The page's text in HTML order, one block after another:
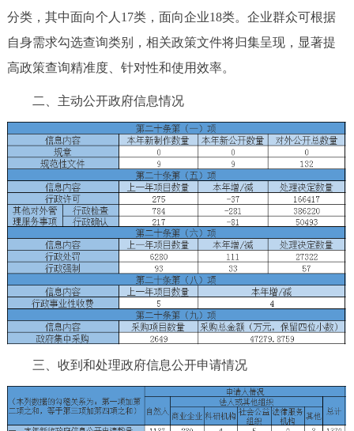
分类，其中面向个人17类，面向企业18类。企业群众可根据
自身需求勾选查询类别，相关政策文件将归集呈现，显著提
高政策查询精准度、针对性和使用效率。
二、主动公开政府信息情况
三、收到和处理政府信息公开申请情况